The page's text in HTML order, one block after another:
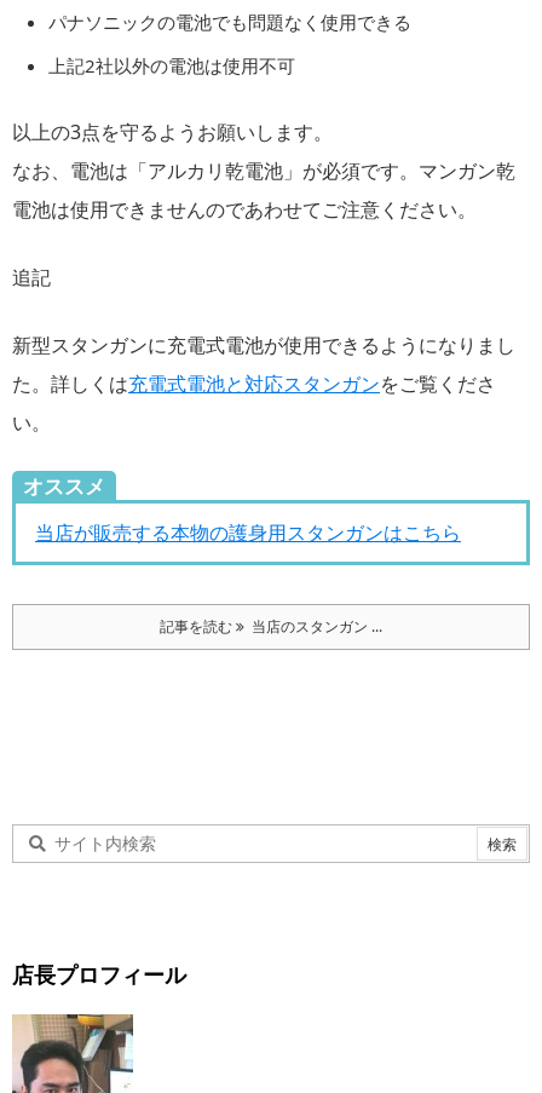
パナソニックの電池でも問題なく使用できる
上記2社以外の電池は使用不可
以上の3点を守るようお願いします。
なお、電池は「アルカリ乾電池」が必須です。マンガン乾
電池は使用できませんのであわせてご注意ください。
追記
新型スタンガンに充電式電池が使用できるようになりまし
た。詳しくは充電式電池と対応スタンガンをご覧くださ
い。
オススメ
当店が販売する本物の護身用スタンガンはこちら
記事を読む 当店のスタンガン ...
店長プロフィール